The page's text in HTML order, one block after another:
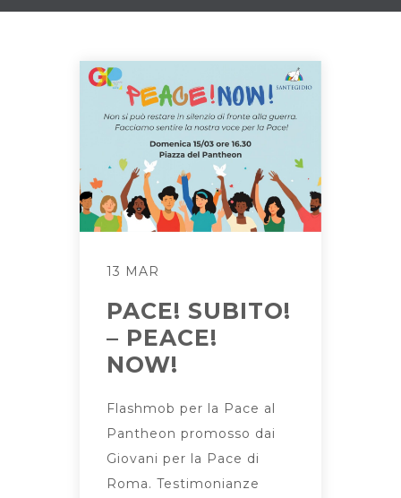
13 MAR
PACE! SUBITO!
– PEACE!
NOW!
Flashmob per la Pace al
Pantheon promosso dai
Giovani per la Pace di
Roma. Testimonianze